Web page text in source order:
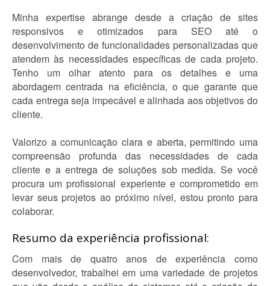
Minha expertise abrange desde a criação de sites
responsivos e otimizados para SEO até o
desenvolvimento de funcionalidades personalizadas que
atendem às necessidades específicas de cada projeto.
Tenho um olhar atento para os detalhes e uma
abordagem centrada na eficiência, o que garante que
cada entrega seja impecável e alinhada aos objetivos do
cliente.
Valorizo a comunicação clara e aberta, permitindo uma
compreensão profunda das necessidades de cada
cliente e a entrega de soluções sob medida. Se você
procura um profissional experiente e comprometido em
levar seus projetos ao próximo nível, estou pronto para
colaborar.
Resumo da experiência profissional:
Com mais de quatro anos de experiência como
desenvolvedor, trabalhei em uma variedade de projetos